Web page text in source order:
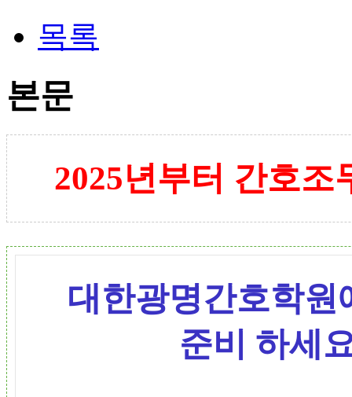
목록
본문
2025년부터 간호
대한광명간호학
준비 하세